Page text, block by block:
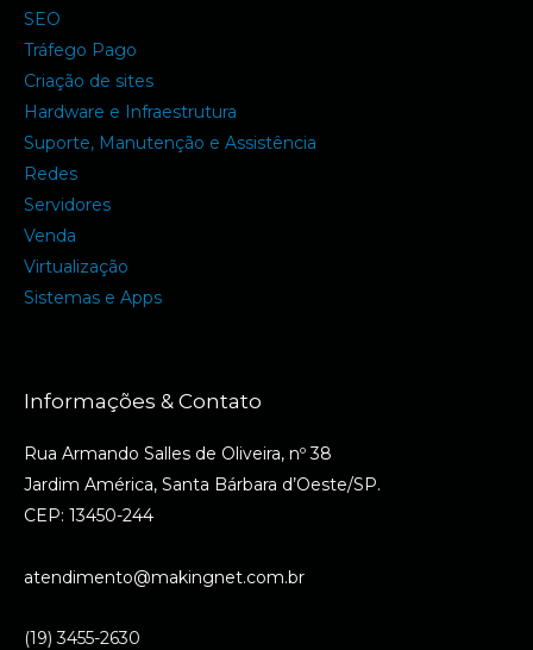
SEO
Tráfego Pago
Criação de sites
Hardware e Infraestrutura
Suporte, Manutenção e Assistência
Redes
Servidores
Venda
Virtualização
Sistemas e Apps
Informações & Contato
Rua Armando Salles de Oliveira, nº 38
Jardim América, Santa Bárbara d’Oeste/SP.
CEP: 13450-244
atendimento@makingnet.com.br
(19) 3455-2630